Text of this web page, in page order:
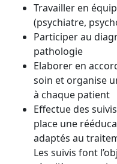
Travailler en
(psychiatre,
Participer au
pathologie
Elaborer en
soin et organise
à chaque patient
Effectue des
place une
adaptés au
Les suivis font